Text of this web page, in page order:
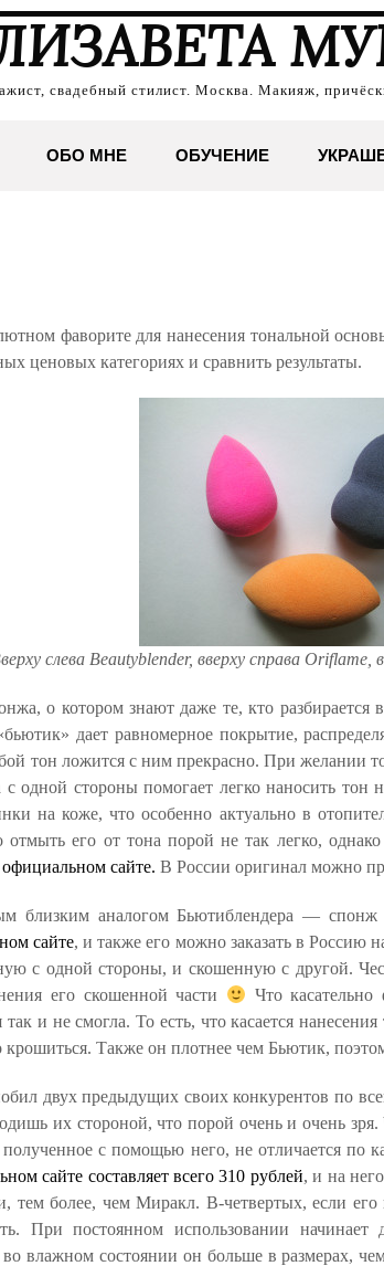
свадебный стилист. Москва. Макияж,
ОБО МНЕ ОБУЧЕНИЕ
фаворите для нанесения тональной
ценовых категориях и сравнить результаты.
слева Beautyblender, вверху справа Oriflame,
о котором знают даже те, кто
дает равномерное покрытие,
тон ложится с ним прекрасно. При желании
с одной стороны помогает легко наносить
на коже, что особенно актуально в
его от тона порой не так легко,
сайте. В России оригинал можно
близким аналогом Бьютиблендера — спонж
сайте, и также его можно заказать в Россию
с одной стороны, и скошенную с другой.
его скошенной части
Что
и не смогла. То есть, что касается
Также он плотнее чем Бьютик,
двух предыдущих своих конкурентов по
их стороной, что порой очень и очень
с помощью него, не отличается по
сайте составляет всего 310 рублей, и на
тем более, чем Миракл. В-четвертых, если
При постоянном использовании
влажном состоянии он больше в размерах,